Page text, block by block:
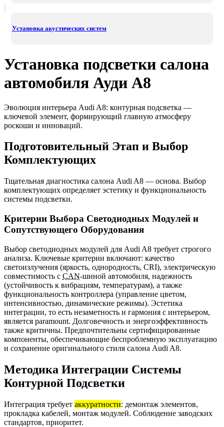
Установка акустических систем
Установка подсветки салона
автомобиля Ауди A8
Эволюция интерьера Audi A8: контурная подсветка —
ключевой элемент, формирующий главную атмосферу
роскоши и инноваций.
Подготовительный Этап и Выбор
Комплектующих
Тщательная диагностика салона Audi A8 — основа. Выбор
комплектующих определяет эстетику и функциональность
системы подсветки.
Критерии Выбора Светодиодных Модулей и
Сопутствующего Оборудования
Выбор светодиодных модулей для Audi A8 требует строгого
анализа. Ключевые критерии включают: качество
светоизлучения (яркость, однородность, CRI), электрическую
совместимость с CAN-шиной автомобиля, надежность
(устойчивость к вибрациям, температурам), а также
функциональность контроллера (управление цветом,
интенсивностью, динамические режимы). Эстетика
интеграции, то есть незаметность и гармония с интерьером,
является paramount. Долговечность и энергоэффективность
также критичны. Предпочтительны сертифицированные
компоненты, обеспечивающие беспроблемную эксплуатацию
и сохранение оригинального стиля салона Audi A8.
Методика Интеграции Системы
Контурной Подсветки
Интеграция требует аккуратности: демонтаж элементов,
прокладка кабелей, монтаж модулей. Соблюдение заводских
стандартов, приоритет.